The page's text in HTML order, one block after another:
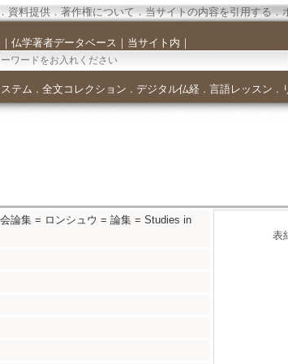
資料提供．著作権について．当サイトの内容を引用する．
｜ 仏学著者データベース ｜ 当サイト内 ｜
テム ． 全文コレクション ． デジタル仏経． 言語レッスン ．
論集 = ロンシュウ = 論集 = Studies in
表